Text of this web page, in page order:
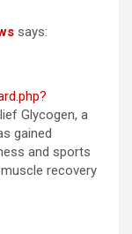
says:
Glycogen, a
gained
and sports
recovery